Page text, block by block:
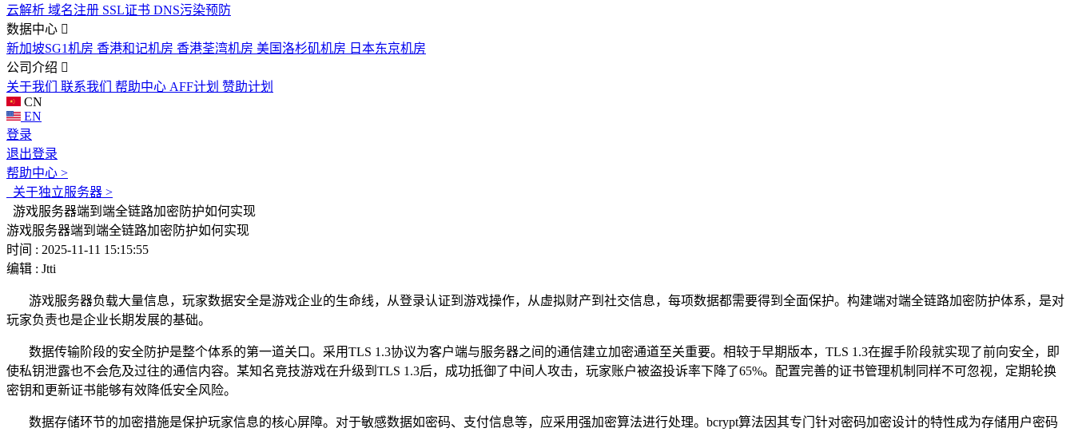
云解析 域名注册 SSL证书 DNS污染预防
数据中心
新加坡SG1机房 香港和记机房 香港荃湾机房 美国洛杉矶机房 日本东京机房
公司介绍
关于我们 联系我们 帮助中心 AFF计划 赞助计划
CN
EN
登录
退出登录
帮助中心 >
关于独立服务器 >
游戏服务器端到端全链路加密防护如何实现
游戏服务器端到端全链路加密防护如何实现
时间 : 2025-11-11 15:15:55
编辑 : Jtti
游戏服务器负载大量信息，玩家数据安全是游戏企业的生命线，从登录认证到游戏操作，从虚拟财产到社交信息，每项数据都需要得到全面保护。构建端对端全链路加密防护体系，是对
玩家负责也是企业长期发展的基础。
数据传输阶段的安全防护是整个体系的第一道关口。采用TLS 1.3协议为客户端与服务器之间的通信建立加密通道至关重要。相较于早期版本， TLS 1.3在握手阶段就实现了前向安全，即
使私钥泄露也不会危及过往的通信内容。某知名竞技游戏在升级到 TLS 1.3后，成功抵御了中间人攻击，玩家账户被盗投诉率下降了65%。配置完善的证书管理机制同样不可忽视，定期轮换
密钥和更新证书能够有效降低安全风险。
数据存储环节的加密措施是保护玩家信息的核心屏障。对于敏感数据如密码、支付信息等，应采用强加密算法进行处理。 bcrypt算法因其专门针对密码加密设计的特性成为存储用户密码